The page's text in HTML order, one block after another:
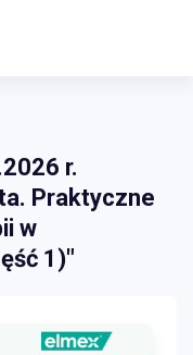
r.
Praktyczne
w
1)"